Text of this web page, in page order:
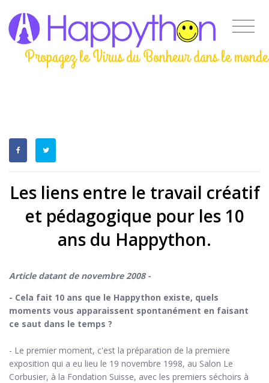
Propagez le Virus du Bonheur dans le monde
Les liens entre le travail créatif
et pédagogique pour les 10
ans du Happython.
Article datant de novembre 2008 -
- Cela fait 10 ans que le Happython existe, quels
moments vous apparaissent spontanément en faisant
ce saut dans le temps ?
- Le premier moment, c'est la préparation de la premiere
exposition qui a eu lieu le 19 novembre 1998, au Salon Le
Corbusier, à la Fondation Suisse, avec les premiers séchoirs à